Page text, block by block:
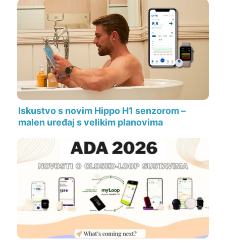
Iskustvo s novim Hippo H1 senzorom –
malen uređaj s velikim planovima